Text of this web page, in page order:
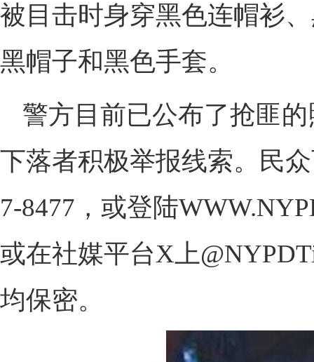
被目击时身穿黑色连帽衫
黑帽子和黑色手套。
警方目前已公布了抢匪
下落者积极举报线索。民
7-8477，或登陆
或在社媒平台X上
均保密。